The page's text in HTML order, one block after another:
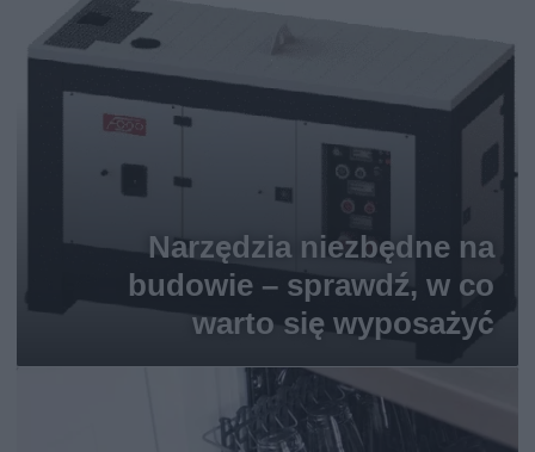
Narzędzia niezbędne na
budowie – sprawdź, w co
warto się wyposażyć